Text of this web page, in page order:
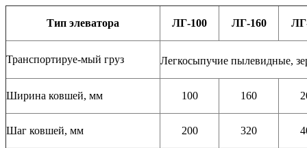
Тип элеватора ЛГ-100 ЛГ-160
Транспортируе-мый груз Легкосыпучие пылевидные,
Ширина ковшей, мм 100 160
Шаг ковшей, мм 200 320